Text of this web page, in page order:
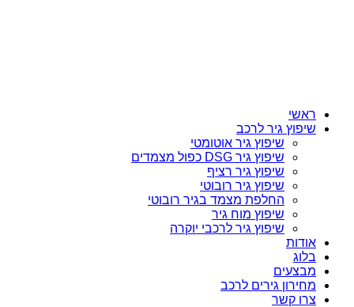
ראשי
שיפוץ גיר לרכב
שיפוץ גיר אוטומטי
שיפוץ גיר DSG כפול מצמדים
שיפוץ גיר רציף
שיפוץ גיר רובוטי
החלפת מצמד בגיר רובוטי
שיפוץ מוח גיר
שיפוץ גיר לרכבי יוקרה
אודות
בלוג
מבצעים
מחירון גירים לרכב
צרו קשר